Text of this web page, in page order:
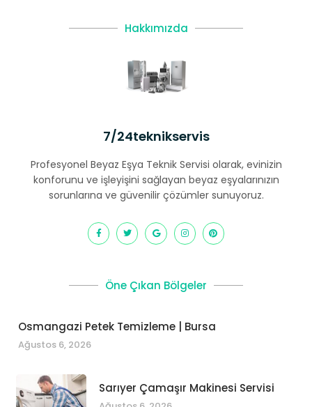
Hakkımızda
7/24teknikservis
Profesyonel Beyaz Eşya Teknik Servisi olarak, evinizin
konforunu ve işleyişini sağlayan beyaz eşyalarınızın
sorunlarına ve güvenilir çözümler sunuyoruz.
Öne Çıkan Bölgeler
Osmangazi Petek Temizleme | Bursa
Ağustos 6, 2026
Sarıyer Çamaşır Makinesi Servisi